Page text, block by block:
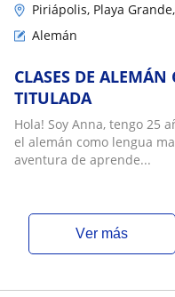
Piriápolis, Playa
Alemán
CLASES DE
TITULADA
Hola! Soy Anna, tengo 25
el alemán como lengua
aventura de aprende...
ver más